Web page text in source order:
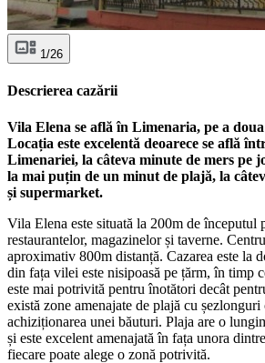
1/26
Descrierea cazării
Vila Elena se află în Limenaria, pe a
Locația este excelentă deoarece se află
Limenariei, la câteva minute de mers pe
la mai puțin de un minut de plajă, la
și supermarket.
Vila Elena este situată la 200m de începutul
restaurantelor, magazinelor și taverne.
aproximativ 800m distanță. Cazarea este la
din fața vilei este nisipoasă pe țărm, în timp
este mai potrivită pentru înotători decât
există zone amenajate de plajă cu șezlonguri
achiziționarea unei băuturi. Plaja are o
și este excelent amenajată în fața unora
fiecare poate alege o zonă potrivită.